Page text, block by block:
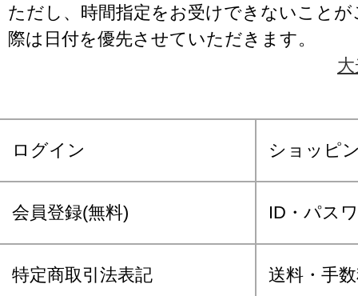
ただし、時間指定をお受けできないこと
際は日付を優先させていただきます。
ログイン ショッピ
会員登録(無料) ID・パス
特定商取引法表記 送料・手